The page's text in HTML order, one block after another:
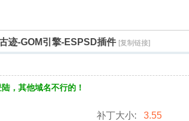
迹-GOM引擎-ESPSD插件 [复制链接]
，其他域名不行的！
补丁大小:
3.55